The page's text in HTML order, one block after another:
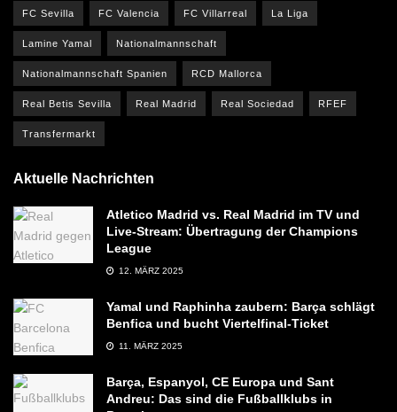
FC Sevilla FC Valencia FC Villarreal La Liga
Lamine Yamal Nationalmannschaft
Nationalmannschaft Spanien RCD Mallorca
Real Betis Sevilla Real Madrid Real Sociedad RFEF
Transfermarkt
Aktuelle Nachrichten
Atletico Madrid vs. Real Madrid im TV und
Live-Stream: Übertragung der Champions
League
12. MÄRZ 2025
Yamal und Raphinha zaubern: Barça schlägt
Benfica und bucht Viertelfinal-Ticket
11. MÄRZ 2025
Barça, Espanyol, CE Europa und Sant
Andreu: Das sind die Fußballklubs in